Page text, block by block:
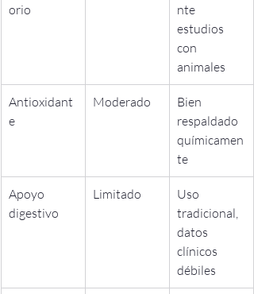
orio
nte
estudios
con
animales
Antioxidant
e
Moderado
Bien
respaldado
químicamen
te
Apoyo
digestivo
Limitado
Uso
tradicional,
datos
clínicos
débiles